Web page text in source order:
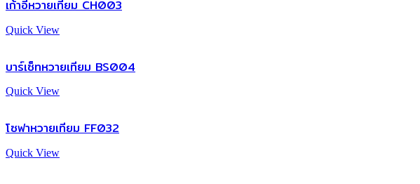
เก้าอี้หวายเทียม CH003
Quick View
บาร์เซ็ทหวายเทียม BS004
Quick View
โซฟาหวายเทียม FF032
Quick View